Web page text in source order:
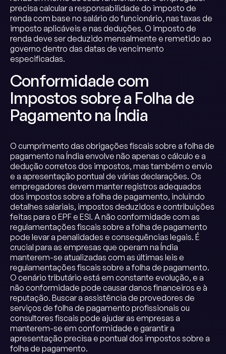
precisa calcular a responsabilidade do imposto de
renda com base no salário do funcionário, nas taxas de
imposto aplicáveis e nas deduções. O imposto de
renda deve ser deduzido mensalmente e remetido ao
governo dentro das datas de vencimento
especificadas.
Conformidade com
Impostos sobre a Folha de
Pagamento na Índia
O cumprimento das obrigações fiscais sobre a folha de
pagamento na Índia envolve não apenas o cálculo e a
dedução corretos dos impostos, mas também o envio
e a apresentação pontual de várias declarações. Os
empregadores devem manter registros adequados
dos impostos sobre a folha de pagamento, incluindo
detalhes salariais, impostos deduzidos e contribuições
feitas para o EPF e ESI. A não conformidade com as
regulamentações fiscais sobre a folha de pagamento
pode levar a penalidades e consequências legais. É
crucial para as empresas que operam na Índia
manterem-se atualizadas com as últimas leis e
regulamentações fiscais sobre a folha de pagamento.
O cenário tributário está em constante evolução, e a
não conformidade pode causar danos financeiros e à
reputação. Buscar a assistência de provedores de
serviços de folha de pagamento profissionais ou
consultores fiscais pode ajudar as empresas a
manterem-se em conformidade e garantir a
apresentação precisa e pontual dos impostos sobre a
folha de pagamento.